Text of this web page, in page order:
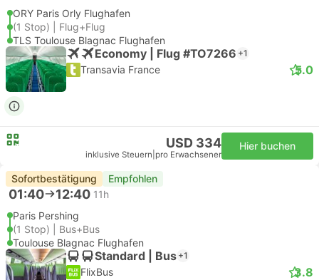
ORY Paris Orly Flughafen
(1 Stop) | Flug+Flug
TLS Toulouse Blagnac Flughafen
Economy | Flug #TO7266 +1
Transavia France 5.0
USD 334
inklusive Steuern pro Erwachsener
Hier buchen
Sofortbestätigung Empfohlen
01:40 12:40 11h
Paris Pershing
(1 Stop) | Bus+Bus
Toulouse Blagnac Flughafen
Standard | Bus +1
FlixBus 3.8